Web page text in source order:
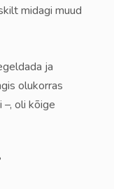
midagi muud
ja
olukorras
oli kõige